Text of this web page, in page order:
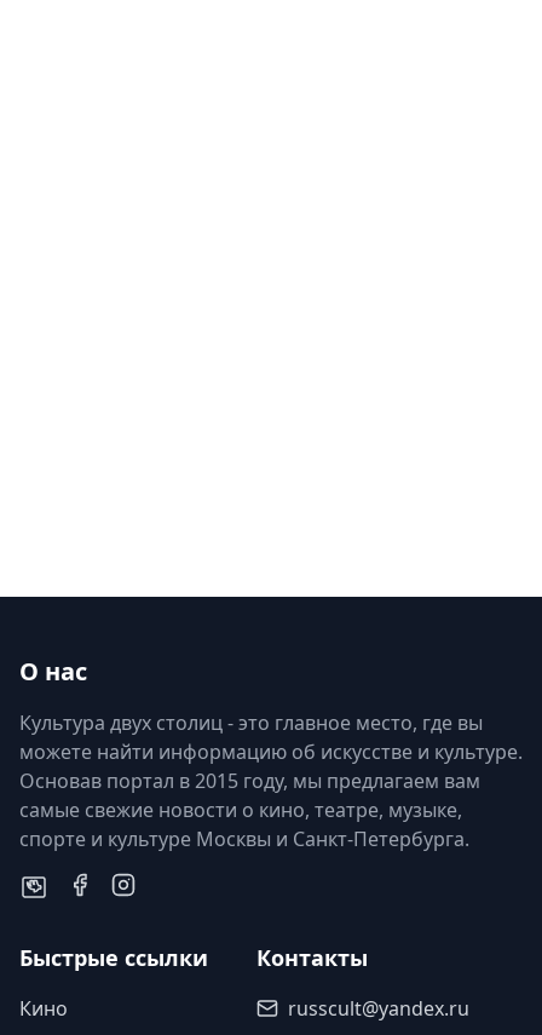
О нас
Культура двух столиц - это главное место, где вы
можете найти информацию об искусстве и культуре.
Основав портал в 2015 году, мы предлагаем вам
самые свежие новости о кино, театре, музыке,
спорте и культуре Москвы и Санкт-Петербурга.
Быстрые ссылки
Кино
Контакты
russcult@yandex.ru